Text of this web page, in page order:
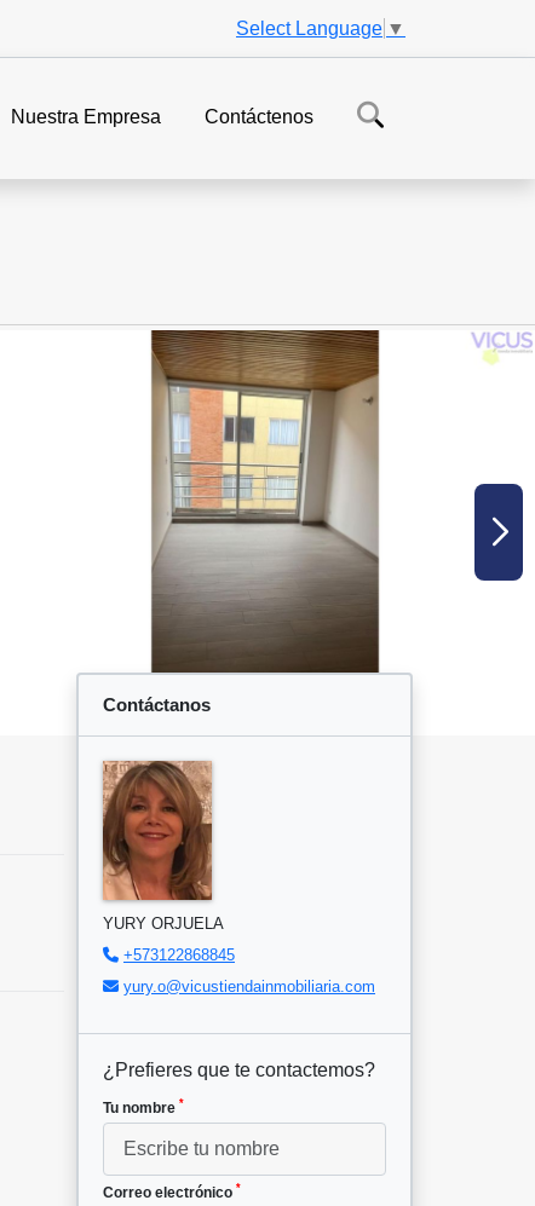
Select Language ▼
Nuestra Empresa Contáctenos
Contáctanos
YURY ORJUELA
+573122868845
yury.o@vicustiendainmobiliaria.com
¿Prefieres que te contactemos?
Tu nombre *
Correo electrónico *